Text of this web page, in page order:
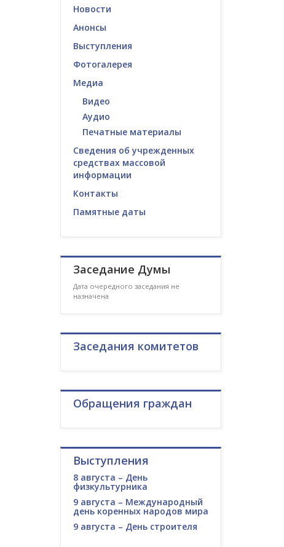
Новости
Анонсы
Выступления
Фотогалерея
Медиа
Видео
Аудио
Печатные материалы
Сведения об учрежденных
средствах массовой
информации
Контакты
Памятные даты
Заседание Думы
Дата очередного заседания не
назначена
Заседания комитетов
Обращения граждан
Выступления
8 августа – День
физкультурника
9 августа – Международный
день коренных народов мира
9 августа – День строителя